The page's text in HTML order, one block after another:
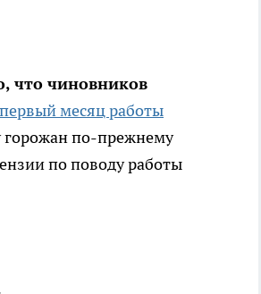
что чиновников
первый месяц работы
горожан по-прежнему
по поводу работы